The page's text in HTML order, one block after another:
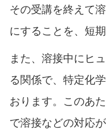
その受講を終えて
にすることを、短
また、溶接中にヒ
る関係で、特定化
おります。このあ
で溶接などの対応